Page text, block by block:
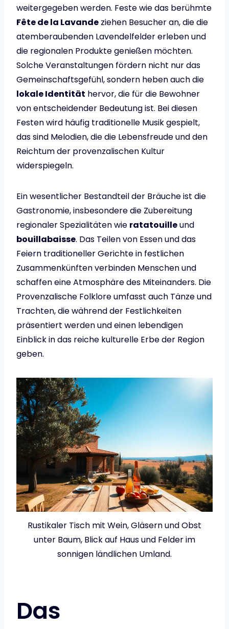
weitergegeben werden. Feste wie das berühmte
Fête de la Lavande ziehen Besucher an, die die
atemberaubenden Lavendelfelder erleben und
die regionalen Produkte genießen möchten.
Solche Veranstaltungen fördern nicht nur das
Gemeinschaftsgefühl, sondern heben auch die
lokale Identität hervor, die für die Bewohner
von entscheidender Bedeutung ist. Bei diesen
Festen wird häufig traditionelle Musik gespielt,
das sind Melodien, die die Lebensfreude und den
Reichtum der provenzalischen Kultur
widerspiegeln.
Ein wesentlicher Bestandteil der Bräuche ist die
Gastronomie, insbesondere die Zubereitung
regionaler Spezialitäten wie ratatouilleund
bouillabaisse. Das Teilen von Essen und das
Feiern traditioneller Gerichte in festlichen
Zusammenkünften verbinden Menschen und
schaffen eine Atmosphäre des Miteinanders. Die
Provenzalische Folklore umfasst auch Tänze und
Trachten, die während der Festlichkeiten
präsentiert werden und einen lebendigen
Einblick in das reiche kulturelle Erbe der Region
geben.
Rustikaler Tisch mit Wein, Gläsern und Obst
unter Baum, Blick auf Haus und Felder im
sonnigen ländlichen Umland.
Das